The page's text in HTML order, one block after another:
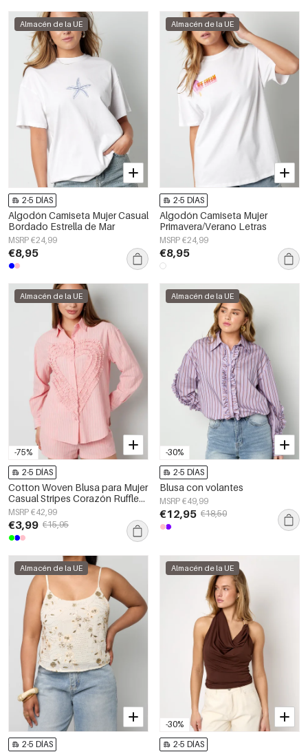
Almacén de la UE
2-5 DÍAS
Algodón Camiseta Mujer Casual
Bordado Estrella de Mar
MSRP €24,99
€8,95
Almacén de la UE
2-5 DÍAS
Algodón Camiseta Mujer
Primavera/Verano Letras
MSRP €24,99
€8,95
-75%
Almacén de la UE
2-5 DÍAS
Cotton Woven Blusa para Mujer
Casual Stripes Corazón Ruffle
Detail
MSRP €42,99
€3,99 €15,95
-30%
Almacén de la UE
2-5 DÍAS
Blusa con volantes
MSRP €49,99
€12,95 €18,50
Almacén de la UE
2-5 DÍAS
-30%
Almacén de la UE
2-5 DÍAS